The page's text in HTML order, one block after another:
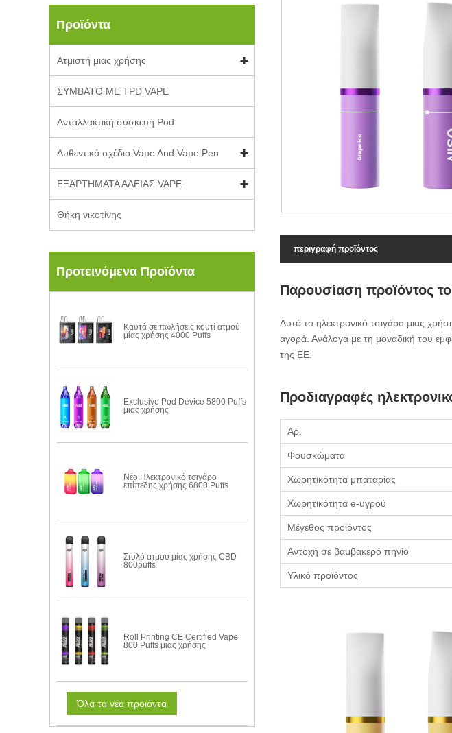
Προϊόντα
Ατμιστή μιας χρήσης
ΣΥΜΒΑΤΟ ΜΕ TPD VAPE
Ανταλλακτική συσκευή Pod
Αυθεντικό σχέδιο Vape And Vape Pen
ΕΞΑΡΤΗΜΑΤΑ ΑΔΕΙΑΣ VAPE
Θήκη νικοτίνης
Προτεινόμενα Προϊόντα
Καυτά σε πωλήσεις κουτί ατμού
μίας χρήσης 4000 Puffs
Exclusive Pod Device 5800 Puffs
μιας χρήσης
Νέο Ηλεκτρονικό τσιγάρο
επίπεδης χρήσης 6800 Puffs
Στυλό ατμού μίας χρήσης CBD
800puffs
Roll Printing CE Certified Vape
800 Puffs μιας χρήσης
Όλα τα νέα προϊόντα
περιγραφή προϊόντος
Παρουσίαση προϊόντος
Αυτό το ηλεκτρονικό τσιγάρο μιας
αγορά. Ανάλογα με τη μοναδική του
της ΕΕ.
Προδιαγραφές
Αρ.
Φουσκώματα
Χωρητικότητα μπαταρίας
Χωρητικότητα e-υγρού
Μέγεθος προϊόντος
Αντοχή σε βαμβακερό πηνίο
Υλικό προϊόντος